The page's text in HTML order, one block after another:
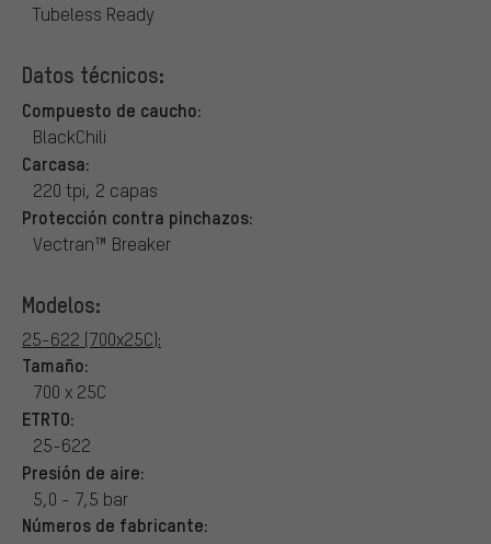
Tubeless Ready
Datos técnicos:
Compuesto de caucho:
BlackChili
Carcasa:
220 tpi, 2 capas
Protección contra pinchazos:
Vectran™ Breaker
Modelos:
25-622 (700x25C):
Tamaño:
700 x 25C
ETRTO:
25-622
Presión de aire:
5,0 - 7,5 bar
Números de fabricante: